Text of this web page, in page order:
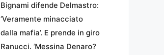
Bignami difende Delmastro:
‘Veramente minacciato
dalla mafia’. E prende in giro
Ranucci. ‘Messina Denaro?